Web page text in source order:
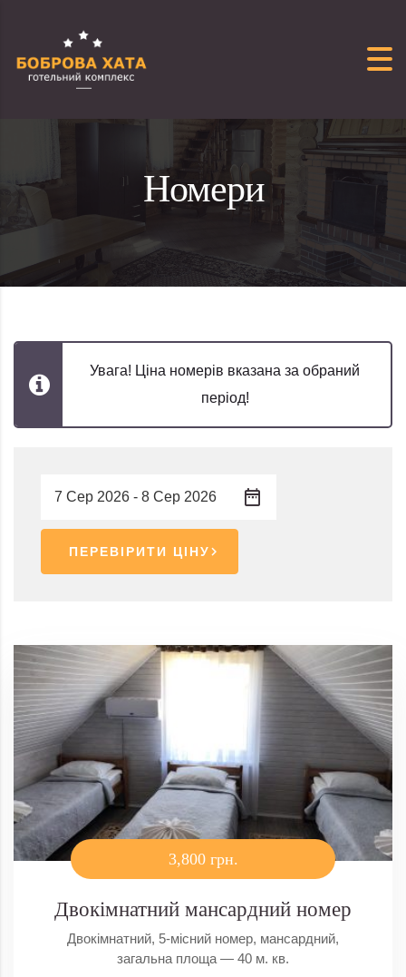
Номери
Увага! Ціна номерів вказана за обраний
період!
ПЕРЕВІРИТИ ЦІНУ
3,800 грн.
Двокімнатний мансардний номер
Двокімнатний, 5-місний номер, мансардний,
загальна площа — 40 м. кв.